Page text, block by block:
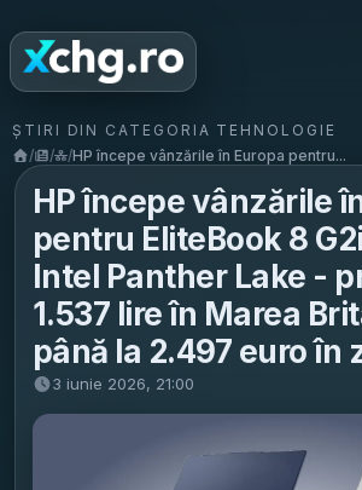
ȘTIRI DIN CATEGORIA TEHNOLOGIE
/
/ /HP începe vânzările în Europa pentru...
HP începe vânzările
pentru EliteBook 8
Intel Panther Lake -
1.537 lire în Marea
până la 2.497 euro în
3 iunie 2026, 21:00